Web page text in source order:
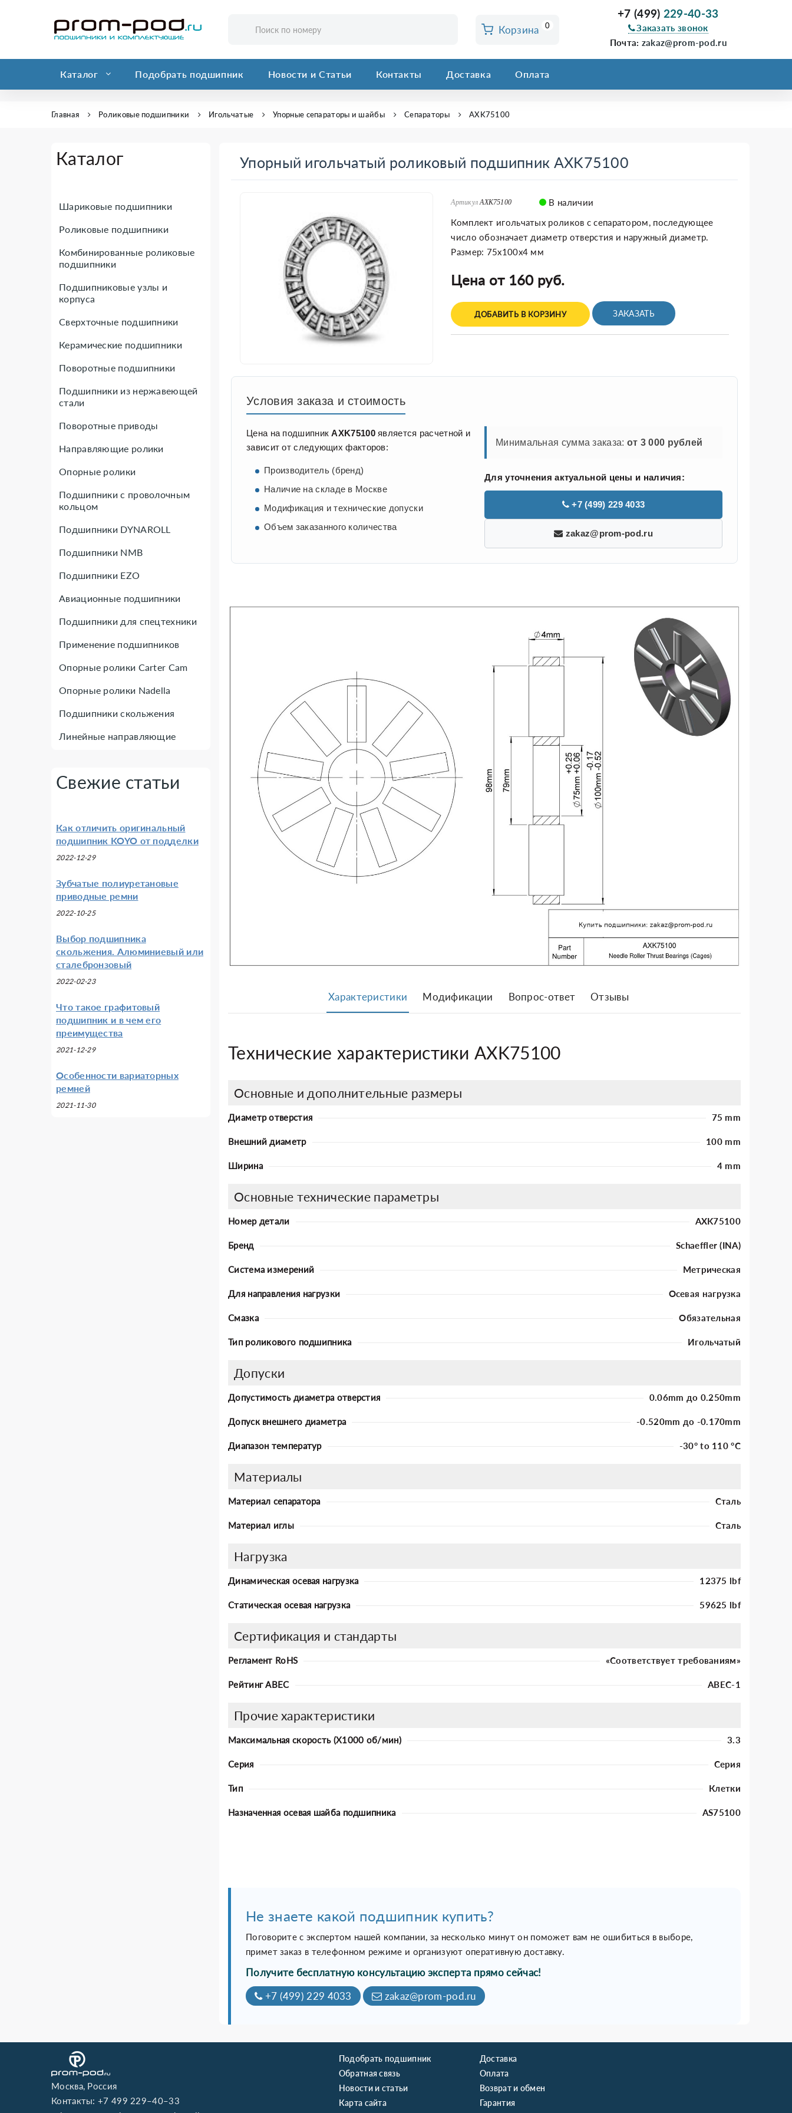
Корзина 0
+7 (499) 229-40-33
Заказать звонок
Почта: zakaz@prom-pod.ru
Каталог Подобрать подшипник Новости и Статьи Контакты Доставка Оплата
Главная Роликовые подшипники Игольчатые Упорные сепараторы и шайбы Сепараторы AXK75100
Каталог
Шариковые подшипники
Роликовые подшипники
Комбинированные роликовые
подшипники
Подшипниковые узлы и
корпуса
Сверхточные подшипники
Керамические подшипники
Поворотные подшипники
Подшипники из нержавеющей
стали
Поворотные приводы
Направляющие ролики
Опорные ролики
Подшипники с проволочным
кольцом
Подшипники DYNAROLL
Подшипники NMB
Подшипники EZO
Авиационные подшипники
Подшипники для спецтехники
Применение подшипников
Опорные ролики Carter Cam
Опорные ролики Nadella
Подшипники скольжения
Линейные направляющие
Свежие статьи
Как отличить оригинальный
подшипник KOYO от подделки
2022-12-29
Зубчатые полиуретановые
приводные ремни
2022-10-25
Выбор подшипника
скольжения. Алюминиевый или
сталебронзовый
2022-02-23
Что такое графитовый
подшипник и в чем его
преимущества
2021-12-29
Особенности вариаторных
ремней
2021-11-30
Упорный игольчатый роликовый подшипник AXK75100
Артикул AXK75100
В наличии
Комплект игольчатых роликов с сепаратором, последующее
число обозначает диаметр отверстия и наружный диаметр.
Размер: 75x100x4 мм
Цена от 160 руб.
ДОБАВИТЬ В КОРЗИНУ ЗАКАЗАТЬ
Условия заказа и стоимость
Цена на подшипникAXK75100является расчетной и
зависит от следующих факторов:
Производитель (бренд)
Наличие на складе в Москве
Модификация и технические допуски
Объем заказанного количества
Минимальная сумма заказа: от 3 000 рублей
Для уточнения актуальной цены и наличия:
+7 (499) 229 4033
zakaz@prom-pod.ru
Характеристики Модификации Вопрос-ответ Отзывы
Технические характеристики AXK75100
Основные и дополнительные размеры
Диаметр отверстия 75 mm
Внешний диаметр 100 mm
Ширина 4 mm
Основные технические параметры
Номер детали AXK75100
Бренд Schaeffler (INA)
Система измерений Метрическая
Для направления нагрузки Осевая нагрузка
Смазка Обязательная
Тип роликового подшипника Игольчатый
Допуски
Допустимость диаметра отверстия 0.06mm до 0.250mm
Допуск внешнего диаметра -0.520mm до -0.170mm
Диапазон температур -30° to 110 °C
Материалы
Материал сепаратора Сталь
Материал иглы Сталь
Нагрузка
Динамическая осевая нагрузка 12375 lbf
Статическая осевая нагрузка 59625 lbf
Сертификация и стандарты
Регламент RoHS «Соответствует требованиям»
Рейтинг ABEC ABEC-1
Прочие характеристики
Максимальная скорость (X1000 об/мин) 3.3
Серия Серия
Тип Клетки
Назначенная осевая шайба подшипника AS75100
Не знаете какой подшипник купить?
Поговорите с экспертом нашей компании, за несколько минут он поможет вам не ошибиться в выборе,
примет заказ в телефонном режиме и организуют оперативную доставку.
Получите бесплатную консультацию эксперта прямо сейчас!
+7 (499) 229 4033
zakaz@prom-pod.ru
Москва, Россия
Контакты:+7 499 229–40–33
Подобрать подшипник
Обратная связь
Новости и статьи
Карта сайта
Доставка
Оплата
Возврат и обмен
Гарантия